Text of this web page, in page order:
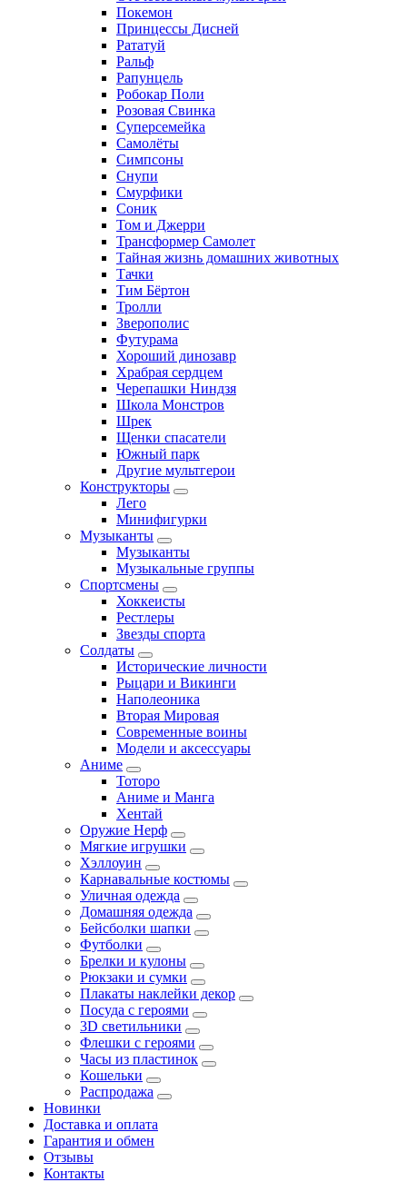
Покемон
Принцессы Дисней
Рататуй
Ральф
Рапунцель
Робокар Поли
Розовая Свинка
Суперсемейка
Самолёты
Симпсоны
Снупи
Смурфики
Соник
Том и Джерри
Трансформер Самолет
Тайная жизнь домашних животных
Тачки
Тим Бёртон
Тролли
Зверополис
Футурама
Хороший динозавр
Храбрая сердцем
Черепашки Ниндзя
Школа Монстров
Шрек
Щенки спасатели
Южный парк
Другие мультгерои
Конструкторы
Лего
Минифигурки
Музыканты
Музыканты
Музыкальные группы
Спортсмены
Хоккеисты
Рестлеры
Звезды спорта
Солдаты
Исторические личности
Рыцари и Викинги
Наполеоника
Вторая Мировая
Современные воины
Модели и аксессуары
Аниме
Тоторо
Аниме и Манга
Хентай
Оружие Нерф
Мягкие игрушки
Хэллоуин
Карнавальные костюмы
Уличная одежда
Домашняя одежда
Бейсболки шапки
Футболки
Брелки и кулоны
Рюкзаки и сумки
Плакаты наклейки декор
Посуда с героями
3D светильники
Флешки с героями
Часы из пластинок
Кошельки
Распродажа
Новинки
Доставка и оплата
Гарантия и обмен
Отзывы
Контакты